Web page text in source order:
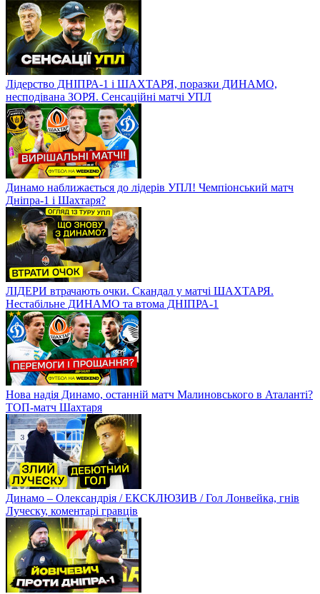
Лідерство ДНІПРА-1 і ШАХТАРЯ, поразки ДИНАМО,
несподівана ЗОРЯ. Сенсаційні матчі УПЛ
Динамо наближається до лідерів УПЛ! Чемпіонський матч
Дніпра-1 і Шахтаря?
ЛІДЕРИ втрачають очки. Скандал у матчі ШАХТАРЯ.
Нестабільне ДИНАМО та втома ДНІПРА-1
Нова надія Динамо, останній матч Малиновського в Аталанті?
ТОП-матч Шахтаря
Динамо – Олександрія / ЕКСКЛЮЗИВ / Гол Лонвейка, гнів
Луческу, коментарі гравців